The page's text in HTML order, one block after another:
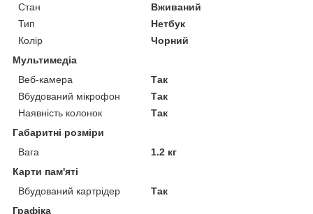
Стан
Вживаний
Тип
Нетбук
Колір
Чорний
Мультимедіа
Веб-камера
Так
Вбудований мікрофон
Так
Наявність колонок
Так
Габаритні розміри
Вага
1.2 кг
Карти пам'яті
Вбудований картрідер
Так
Графіка